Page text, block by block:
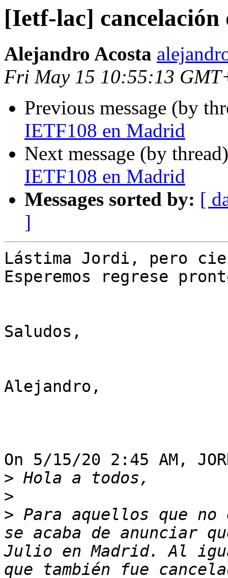
[Ietf-lac]
Alejandro Acosta
Fri May 15 10:55:13
Previous message (by
IETF108 en Madrid
Next message (by
IETF108 en Madrid
Messages sorted by: [
]
Lástima Jordi, pero
Esperemos regrese
Saludos,
Alejandro,
On 5/15/20 2:45 AM,
>
>
> Para aquellos que
se acaba de anunciar
Julio en Madrid. Al